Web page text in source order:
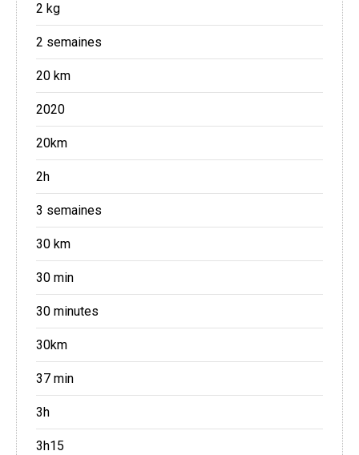
2 kg
2 semaines
20 km
2020
20km
2h
3 semaines
30 km
30 min
30 minutes
30km
37 min
3h
3h15